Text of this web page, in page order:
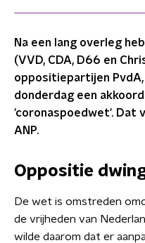
Na een lang overleg
(VVD, CDA, D66 en
oppositiepartijen PvdA,
donderdag een
'coronaspoedwet'. Dat
ANP.
Oppositie
De wet is omstreden
de vrijheden van
wilde daarom dat er